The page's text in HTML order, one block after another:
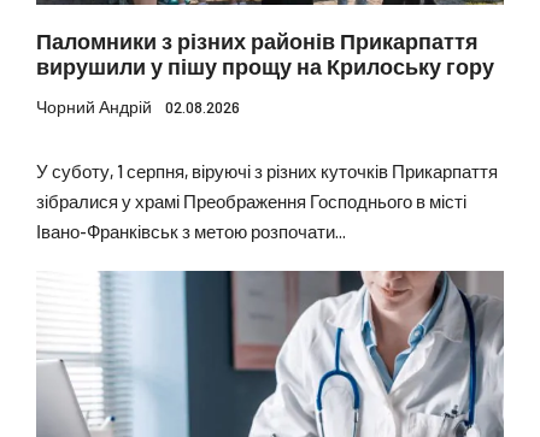
Паломники з різних районів Прикарпаття
вирушили у пішу прощу на Крилоську гору
Чорний Андрій 02.08.2026
У суботу, 1 серпня, віруючі з різних куточків Прикарпаття
зібралися у храмі Преображення Господнього в місті
Івано-Франківськ з метою розпочати...